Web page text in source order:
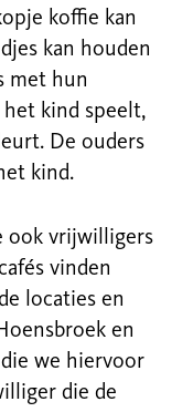
koffie kan
kan houden
met hun
kind speelt,
De ouders
kind.
ook vrijwilligers
vinden
locaties en
en
we hiervoor
die de